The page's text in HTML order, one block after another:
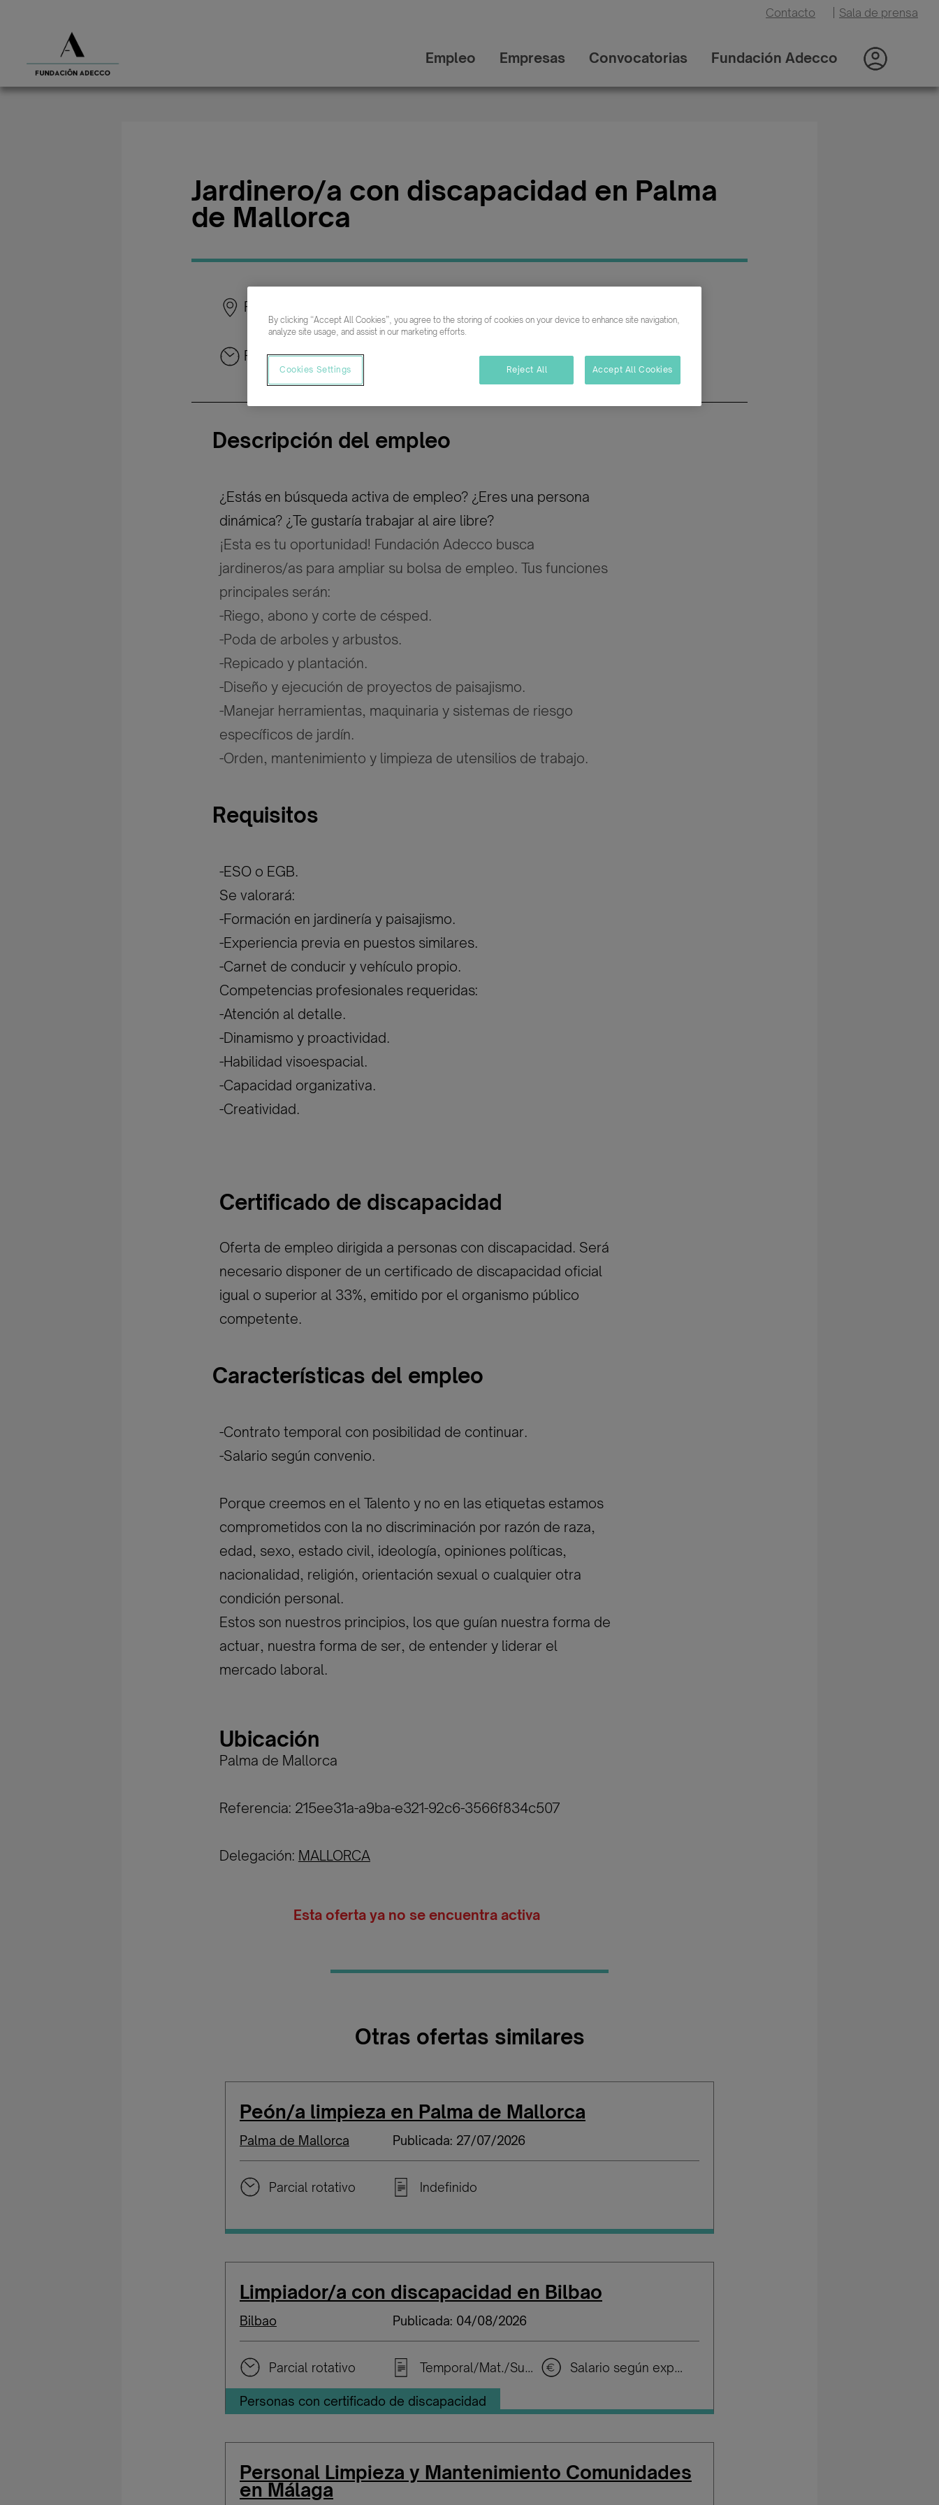
Contacto Sala de prensa
Empleo Empresas Convocatorias Fundación Adecco
Jardinero/a con discapacidad en Palma
de Mallorca
Palma de Mallorca
Parcial rotativo Temporal/Mat./Sustitución/...
Descripción del empleo
¿Estás en búsqueda activa de empleo? ¿Eres una persona
dinámica? ¿Te gustaría trabajar al aire libre?
¡Esta es tu oportunidad! Fundación Adecco busca
jardineros/as para ampliar su bolsa de empleo. Tus funciones
principales serán:
-Riego, abono y corte de césped.
-Poda de arboles y arbustos.
-Repicado y plantación.
-Diseño y ejecución de proyectos de paisajismo.
-Manejar herramientas, maquinaria y sistemas de riesgo
específicos de jardín.
-Orden, mantenimiento y limpieza de utensilios de trabajo.
Requisitos
-ESO o EGB.
Se valorará:
-Formación en jardinería y paisajismo.
-Experiencia previa en puestos similares.
-Carnet de conducir y vehículo propio.
Competencias profesionales requeridas:
-Atención al detalle.
-Dinamismo y proactividad.
-Habilidad visoespacial.
-Capacidad organizativa.
-Creatividad.
Certificado de discapacidad
Oferta de empleo dirigida a personas con discapacidad. Será
necesario disponer de un certificado de discapacidad oficial
igual o superior al 33%, emitido por el organismo público
competente.
Características del empleo
-Contrato temporal con posibilidad de continuar.
-Salario según convenio.
Porque creemos en el Talento y no en las etiquetas estamos
comprometidos con la no discriminación por razón de raza,
edad, sexo, estado civil, ideología, opiniones políticas,
nacionalidad, religión, orientación sexual o cualquier otra
condición personal.
Estos son nuestros principios, los que guían nuestra forma de
actuar, nuestra forma de ser, de entender y liderar el
mercado laboral.
Ubicación
Palma de Mallorca
Referencia: 215ee31a-a9ba-e321-92c6-3566f834c507
Delegación: MALLORCA
Esta oferta ya no se encuentra activa
Otras ofertas similares
Peón/a limpieza en Palma de Mallorca
Palma de Mallorca Publicada: 27/07/2026
Parcial rotativo Indefinido
Limpiador/a con discapacidad en Bilbao
Bilbao Publicada: 04/08/2026
Parcial rotativo Temporal/Mat./Sustitución/... Salario según experiencia
Personas con certificado de discapacidad
Personal Limpieza y Mantenimiento Comunidades
en Málaga
By clicking “Accept All Cookies”, you agree to the storing of cookies on your device to enhance site navigation,
analyze site usage, and assist in our marketing efforts.
Cookies Settings Reject All Accept All Cookies